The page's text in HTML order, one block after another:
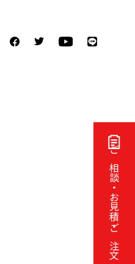
ご相談・お見積・ご注文